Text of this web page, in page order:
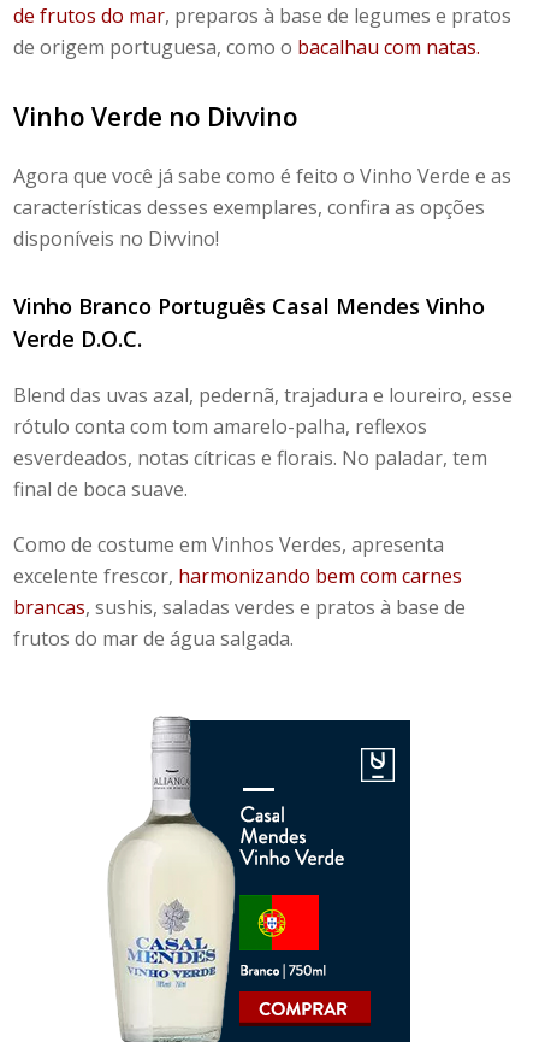
de frutos do mar, preparos à base de legumes e pratos
de origem portuguesa, como o bacalhau com natas.
Vinho Verde no Divvino
Agora que você já sabe como é feito o Vinho Verde e as
características desses exemplares, confira as opções
disponíveis no Divvino!
Vinho Branco Português Casal Mendes Vinho
Verde D.O.C.
Blenddas uvas azal, pedernã, trajadura e loureiro, esse
rótulo conta com tom amarelo-palha, reflexos
esverdeados, notas cítricas e florais. No paladar, tem
final de boca suave.
Como de costume em Vinhos Verdes, apresenta
excelente frescor, harmonizando bem com carnes
brancas, sushis, saladas verdes e pratos à base de
frutos do mar de água salgada.